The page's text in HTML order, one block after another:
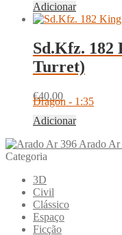
Adicionar
Sd.Kfz. 182
Turret)
€40.00
Dragon - 1:35
Adicionar
Arado Ar
Categoria
3D
Civil
Clássico
Espaço
Ficção